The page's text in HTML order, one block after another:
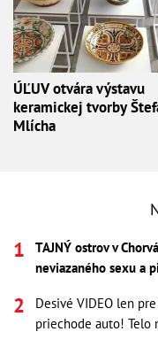
ÚĽUV otvára výstavu
keramickej tvorby
Mlícha
TAJNÝ ostrov v
neviazaného sexu a
Desivé VIDEO len
priechode auto! Telo